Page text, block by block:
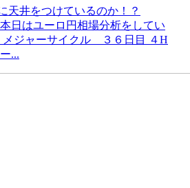
天井をつけているのか！？
日はユーロ円相場分析をしてい
メジャーサイクル ３６日目 ４H
...